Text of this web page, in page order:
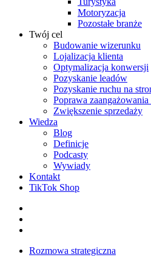
Motoryzacja
Pozostałe branże
Twój cel
Budowanie wizerunku
Lojalizacja klienta
Optymalizacja konwersji
Pozyskanie leadów
Pozyskanie ruchu na
Poprawa
Zwiększenie sprzedaży
Wiedza
Blog
Definicje
Podcasty
Wywiady
Kontakt
TikTok Shop
Rozmowa strategiczna